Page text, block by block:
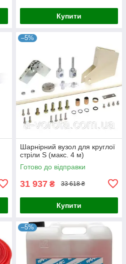
Купити
–5%
Шарнірний вузол для круглої
стріли S (макс. 4 м)
Готово до відправки
31 937 ₴ 33 618 ₴
Купити
–5%